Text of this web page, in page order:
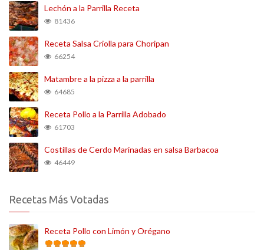
Lechón a la Parrilla Receta
81436
Receta Salsa Criolla para Choripan
66254
Matambre a la pizza a la parrilla
64685
Receta Pollo a la Parrilla Adobado
61703
Costillas de Cerdo Marinadas en salsa Barbacoa
46449
Recetas Más Votadas
Receta Pollo con Limón y Orégano